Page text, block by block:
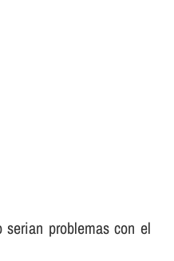
problemas con el